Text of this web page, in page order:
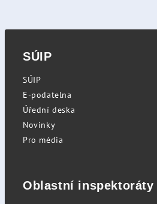
SÚIP
SÚIP
E-podatelna
Úřední deska
Novinky
Pro média
Oblastní inspektoráty